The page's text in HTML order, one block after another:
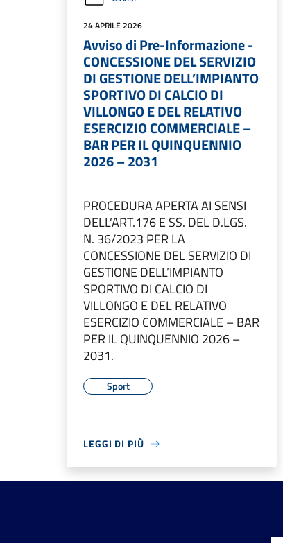
24 APRILE 2026
Avviso di Pre-Informazione -
CONCESSIONE DEL SERVIZIO
DI GESTIONE DELL’IMPIANTO
SPORTIVO DI CALCIO DI
VILLONGO E DEL RELATIVO
ESERCIZIO COMMERCIALE –
BAR PER IL QUINQUENNIO
2026 – 2031
PROCEDURA APERTA AI SENSI
DELL’ART.176 E SS. DEL D.LGS.
N. 36/2023 PER LA
CONCESSIONE DEL SERVIZIO DI
GESTIONE DELL’IMPIANTO
SPORTIVO DI CALCIO DI
VILLONGO E DEL RELATIVO
ESERCIZIO COMMERCIALE – BAR
PER IL QUINQUENNIO 2026 –
2031.
Sport
LEGGI DI PIÙ